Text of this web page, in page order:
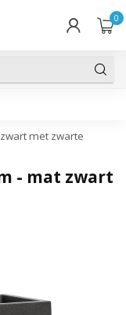
0
met zwarte
- mat zwart